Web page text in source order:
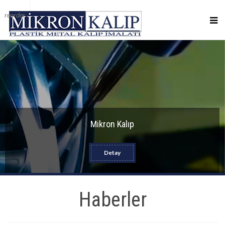
reorder
Mikron Kalıp
Detay
Haberler